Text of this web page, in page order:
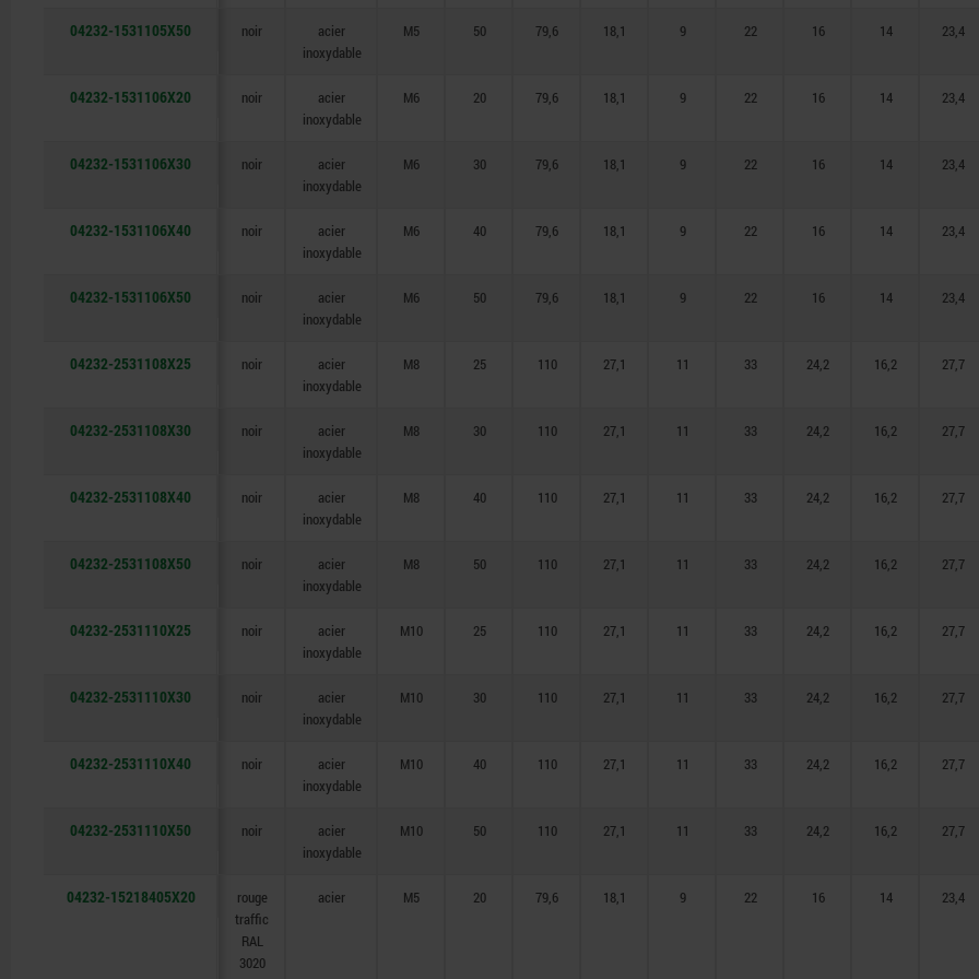
04232-1531105X50 noir
acier
inoxydable
M5 50 79,6 18,1 9 22 16 14 23,4
04232-1531106X20 noir
acier
inoxydable
M6 20 79,6 18,1 9 22 16 14 23,4
04232-1531106X30 noir
acier
inoxydable
M6 30 79,6 18,1 9 22 16 14 23,4
04232-1531106X40 noir
acier
inoxydable
M6 40 79,6 18,1 9 22 16 14 23,4
04232-1531106X50 noir
acier
inoxydable
M6 50 79,6 18,1 9 22 16 14 23,4
04232-2531108X25 noir
acier
inoxydable
M8 25 110 27,1 11 33 24,2 16,2 27,7
04232-2531108X30 noir
acier
inoxydable
M8 30 110 27,1 11 33 24,2 16,2 27,7
04232-2531108X40 noir
acier
inoxydable
M8 40 110 27,1 11 33 24,2 16,2 27,7
04232-2531108X50 noir
acier
inoxydable
M8 50 110 27,1 11 33 24,2 16,2 27,7
04232-2531110X25 noir
acier
inoxydable
M10 25 110 27,1 11 33 24,2 16,2 27,7
04232-2531110X30 noir
acier
inoxydable
M10 30 110 27,1 11 33 24,2 16,2 27,7
04232-2531110X40 noir
acier
inoxydable
M10 40 110 27,1 11 33 24,2 16,2 27,7
04232-2531110X50 noir
acier
inoxydable
M10 50 110 27,1 11 33 24,2 16,2 27,7
04232-15218405X20
rouge
traffic
RAL
3020
acier M5 20 79,6 18,1 9 22 16 14 23,4